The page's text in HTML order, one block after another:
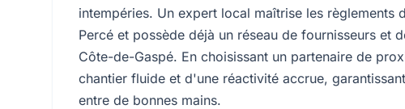
intempéries. Un expert local maîtrise les règlements
Percé et possède déjà un réseau de fournisseurs et
Côte-de-Gaspé. En choisissant un partenaire de
chantier fluide et d'une réactivité accrue,
entre de bonnes mains.